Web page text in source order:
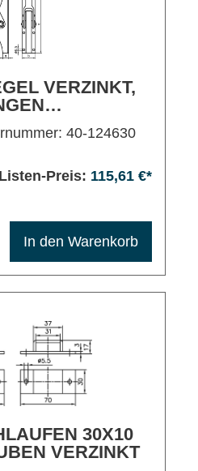
VERZINKT,
40-124630
Listen-Preis: 115,61 €*
In den Warenkorb
30X10
VERZINKT